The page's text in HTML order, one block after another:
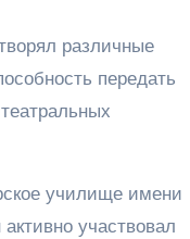
различные
передать
училище имени
участвовал